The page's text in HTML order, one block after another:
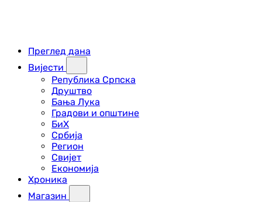
Преглед дана
Вијести
Република Српска
Друштво
Бања Лука
Градови и општине
БиХ
Србија
Регион
Свијет
Економија
Хроника
Магазин